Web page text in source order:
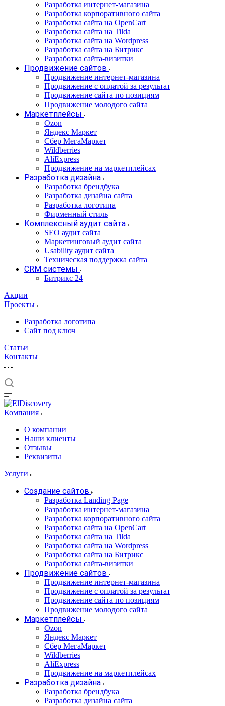
Разработка интернет-магазина
Разработка корпоративного сайта
Разработка сайта на OpenCart
Разработка сайта на Tilda
Разработка сайта на Wordpress
Разработка сайта на Битрикс
Разработка сайта-визитки
Продвижение сайтов
Продвижение интернет-магазина
Продвижение с оплатой за результат
Продвижение сайта по позициям
Продвижение молодого сайта
Маркетплейсы
Ozon
Яндекс Маркет
Сбер МегаМаркет
Wildberries
AliExpress
Продвижение на маркетплейсах
Разработка дизайна
Разработка брендбука
Разработка дизайна сайта
Разработка логотипа
Фирменный стиль
Комплексный аудит сайта
SEO аудит сайта
Маркетинговый аудит сайта
Usability аудит сайта
Техническая поддержка сайта
CRM системы
Битрикс 24
Акции
Проекты
Разработка логотипа
Сайт под ключ
Статьи
Контакты
Компания
О компании
Наши клиенты
Отзывы
Реквизиты
Услуги
Создание сайтов
Разработка Landing Page
Разработка интернет-магазина
Разработка корпоративного сайта
Разработка сайта на OpenCart
Разработка сайта на Tilda
Разработка сайта на Wordpress
Разработка сайта на Битрикс
Разработка сайта-визитки
Продвижение сайтов
Продвижение интернет-магазина
Продвижение с оплатой за результат
Продвижение сайта по позициям
Продвижение молодого сайта
Маркетплейсы
Ozon
Яндекс Маркет
Сбер МегаМаркет
Wildberries
AliExpress
Продвижение на маркетплейсах
Разработка дизайна
Разработка брендбука
Разработка дизайна сайта